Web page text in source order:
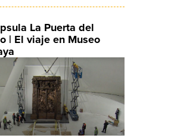
La Puerta del
| El viaje en Museo